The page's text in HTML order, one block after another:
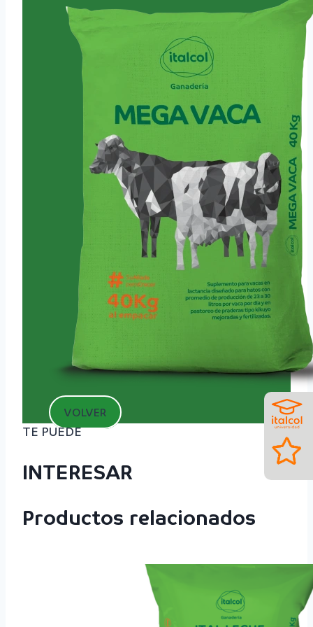
VOLVER
TE PUEDE
INTERESAR
Productos relacionados